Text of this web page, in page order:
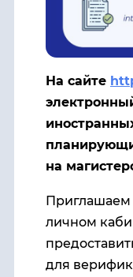
На сайте
на
Приглашаем
личном
для